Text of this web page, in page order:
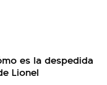
es la despedida
Lionel